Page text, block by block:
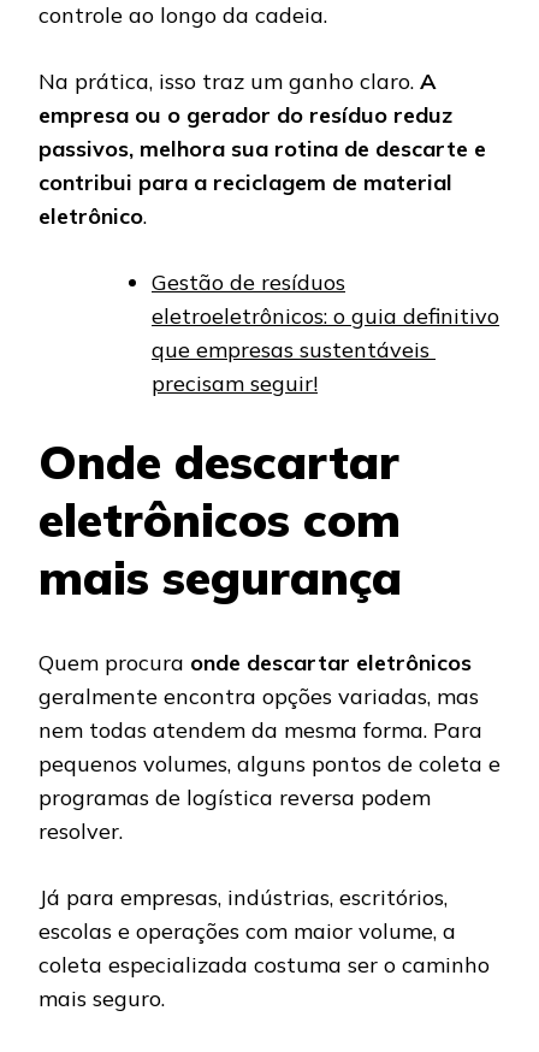
controle ao longo da cadeia.
Na prática, isso traz um ganho claro. A
empresa ou o gerador do resíduo reduz
passivos, melhora sua rotina de descarte e
contribui para a reciclagem de material
eletrônico.
Gestão de resíduos
eletroeletrônicos: o guia definitivo
que empresas sustentáveis ​​
precisam seguir!
Onde descartar
eletrônicos com
mais segurança
Quem procura onde descartar eletrônicos
geralmente encontra opções variadas, mas
nem todas atendem da mesma forma. Para
pequenos volumes, alguns pontos de coleta e
programas de logística reversa podem
resolver.
Já para empresas, indústrias, escritórios,
escolas e operações com maior volume, a
coleta especializada costuma ser o caminho
mais seguro.